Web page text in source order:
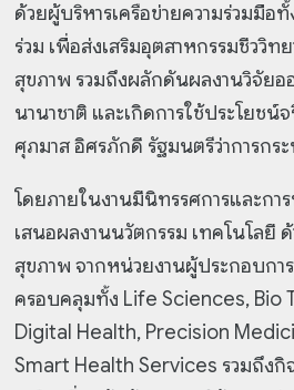
ด้วยผู้บริหารเครือข่ายความร่วมมือ
ร่วม เพื่อส่งเสริมอุตสาหกรรมชีววิท
สุขภาพ รวมถึงผลักดันผลงานวิจัยอ
นานาชาติ และเกิดการใช้ประโยชน์
ศุภมาส อิศรภักดี รัฐมนตรีว่าการกระ
โดยภายในงานมีนิทรรศการและกา
เสนอผลงานนวัตกรรม เทคโนโลยี
สุขภาพ จากหน่วยงานผู้ประกอบก
ครอบคลุมทั้ง Life Sciences, Bio
Digital Health, Precision
Smart Health Services รวมถึงกิ